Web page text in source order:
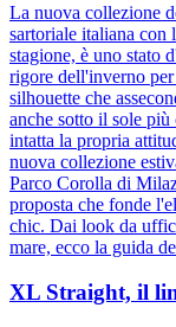
La nuova collezione
sartoriale italiana con
stagione, è uno stato
rigore dell'inverno
silhouette che
anche sotto il sole più
intatta la propria
nuova collezione
Parco Corolla di
proposta che fonde
chic. Dai look da
mare, ecco la guida
XL Straight, il